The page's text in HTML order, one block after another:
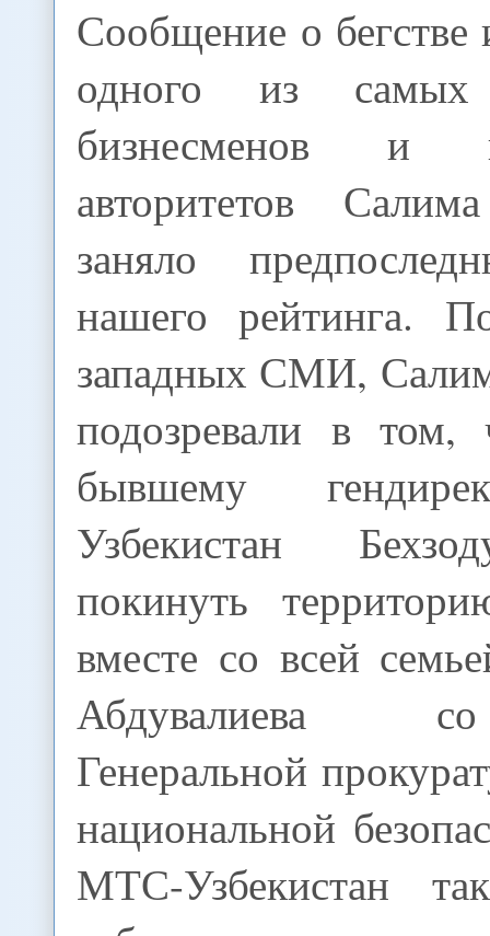
Сообщение о бегстве
одного из самых
бизнесменов и
авторитетов
заняло
нашего рейтинга.
западных СМИ,
подозревали в
бывшему
Узбекистан
покинуть
вместе со всей
Абдувалиева
Генеральной
национальной
МТС-Узбекистан